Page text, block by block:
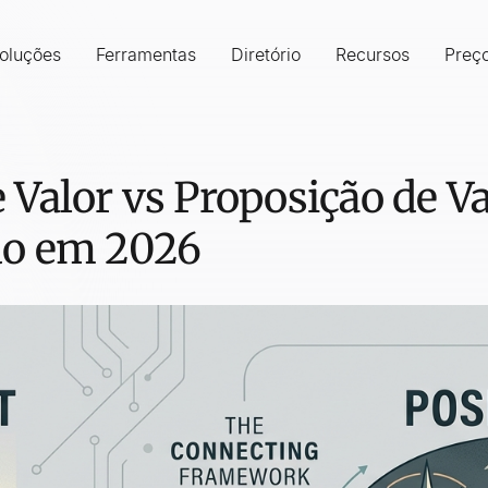
Ferramentas Diretório Recursos
vs Proposição de
em 2026